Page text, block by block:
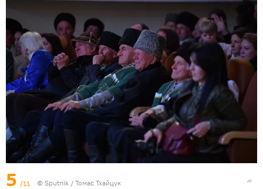
5 /11 © Sputnik / Томас Тхайцук